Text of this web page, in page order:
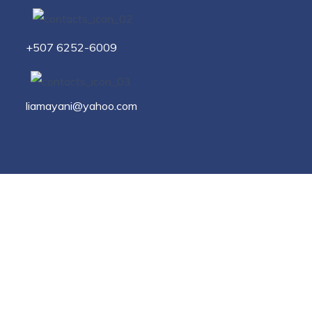
+507 6252-6009
liamayani@yahoo.com